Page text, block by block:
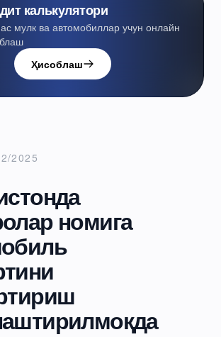
калькулятори
мулк ва автомобиллар учун онлайн
Ҳисоблаш
2025
номига